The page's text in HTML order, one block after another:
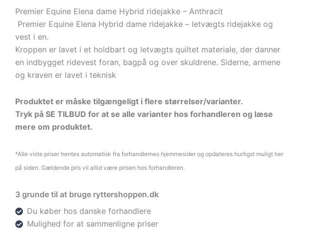
Premier Equine Elena dame Hybrid ridejakke – Anthracit
Premier Equine Elena Hybrid dame ridejakke – letvægts ridejakke og
vest i en.
Kroppen er lavet i et holdbart og letvægts quiltet materiale, der danner
en indbygget ridevest foran, bagpå og over skuldrene. Siderne, armene
og kraven er lavet i teknisk
Produktet er måske tilgængeligt i flere størrelser/varianter.
Tryk på SE TILBUD for at se alle varianter hos forhandleren og læse
mere om produktet.
*Alle viste priser hentes automatisk fra forhandlernes hjemmesider og opdateres hurtigst muligt her
på siden. Gældende pris vil altid være prisen hos forhandleren.
3 grunde til at bruge ryttershoppen.dk
Du køber hos danske forhandlere
Mulighed for at sammenligne priser